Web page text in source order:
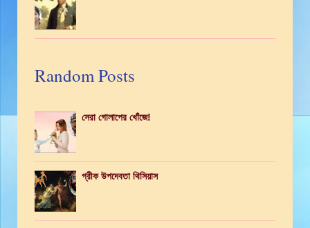
Random Posts
সেরা গোলাপের খোঁজে!
গ্রীক উপদেবতা থিসিয়াস